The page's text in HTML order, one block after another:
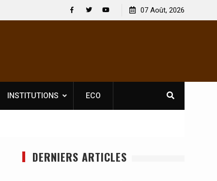
se
[France-Présidentielle 2027] Les enjeux de
souveraineté démocratique sévèrement touchés ?
07 Août, 2026
INSTITUTIONS ECO
DERNIERS ARTICLES